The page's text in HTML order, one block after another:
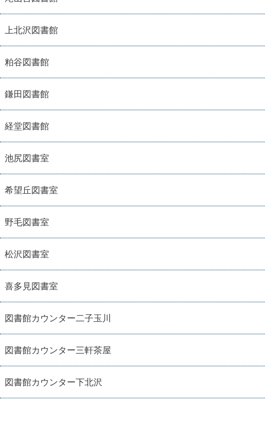
上北沢図書館
粕谷図書館
鎌田図書館
経堂図書館
池尻図書室
希望丘図書室
野毛図書室
松沢図書室
喜多見図書室
図書館カウンター二子玉川
図書館カウンター三軒茶屋
図書館カウンター下北沢